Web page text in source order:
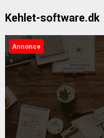
Kehlet-software.dk
Kehlet-
Annonce